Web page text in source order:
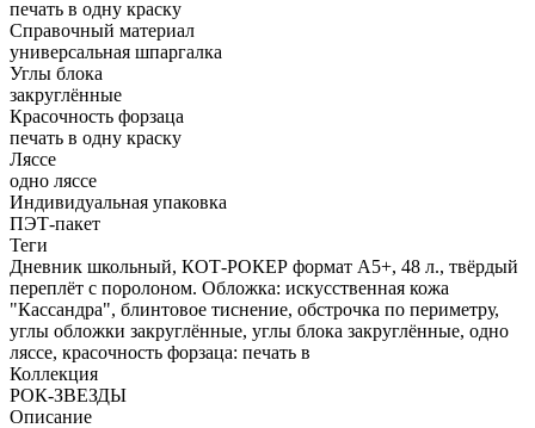
печать в одну краску
Справочный материал
универсальная шпаргалка
Углы блока
закруглённые
Красочность форзаца
печать в одну краску
Ляссе
одно ляссе
Индивидуальная упаковка
ПЭТ-пакет
Теги
Дневник школьный, КОТ-РОКЕР формат А5+, 48 л., твёрдый
переплёт с поролоном. Обложка: искусственная кожа
"Кассандра", блинтовое тиснение, обстрочка по периметру,
углы обложки закруглённые, углы блока закруглённые, одно
ляссе, красочность форзаца: печать в
Коллекция
РОК-ЗВЕЗДЫ
Описание